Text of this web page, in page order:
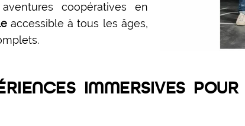
coopératives en
accessible à tous les âges,
IMMERSIVES